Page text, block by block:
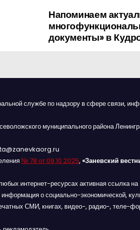
Напоминаем
документы» в
службе по надзору в сфере связи,
муниципального района
№ 78 от 09.10.2025, «Заневский
интернет-ресурсах активная ссылка
о социально-экономической,
СМИ, книгах, видео-, радио-, теле-